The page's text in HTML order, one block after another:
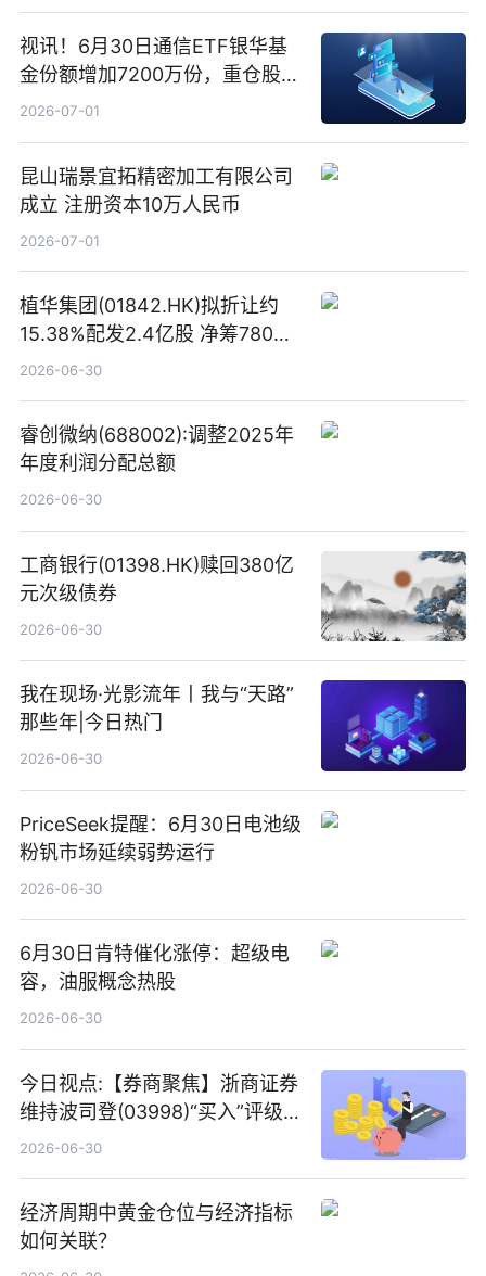
视讯！6月30日通信ETF银华基
金份额增加7200万份，重仓股新
易盛、中际旭创、立讯精密
2026-07-01
昆山瑞景宜拓精密加工有限公司
成立 注册资本10万人民币
2026-07-01
植华集团(01842.HK)拟折让约
15.38%配发2.4亿股 净筹780万
港元
2026-06-30
睿创微纳(688002):调整2025年
年度利润分配总额
2026-06-30
工商银行(01398.HK)赎回380亿
元次级债券
2026-06-30
我在现场·光影流年丨我与“天路”
那些年|今日热门
2026-06-30
PriceSeek提醒：6月30日电池级
粉钒市场延续弱势运行
2026-06-30
6月30日肯特催化涨停：超级电
容，油服概念热股
2026-06-30
今日视点:【券商聚焦】浙商证券
维持波司登(03998)“买入”评级
指其业绩高质量稳增长
2026-06-30
经济周期中黄金仓位与经济指标
如何关联？